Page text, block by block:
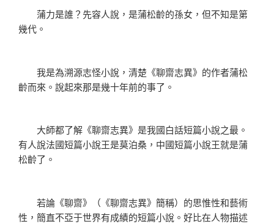
蒲力是誰？先容人說，是蒲松齡的孫女，但不知是第
幾代。
我是為溯源志怪小說，清楚《聊齋志異》的作者蒲松
齡而來。說起來那是幾十年前的事了。
大師都了解《聊齋志異》是我國白話短篇小說之最。
有人說法國短篇小說王是莫泊桑，中國短篇小說王就是蒲
松齡了。
若論《聊齋》（《聊齋志異》簡稱）的思惟性和藝術
性，簡直不亞于世界有成績的短篇小說。好比在人物描述